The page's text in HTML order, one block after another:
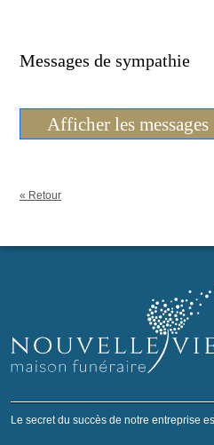
Messages de sympathie
Afficher les messages
« Retour
Le secret du succès de notre entreprise